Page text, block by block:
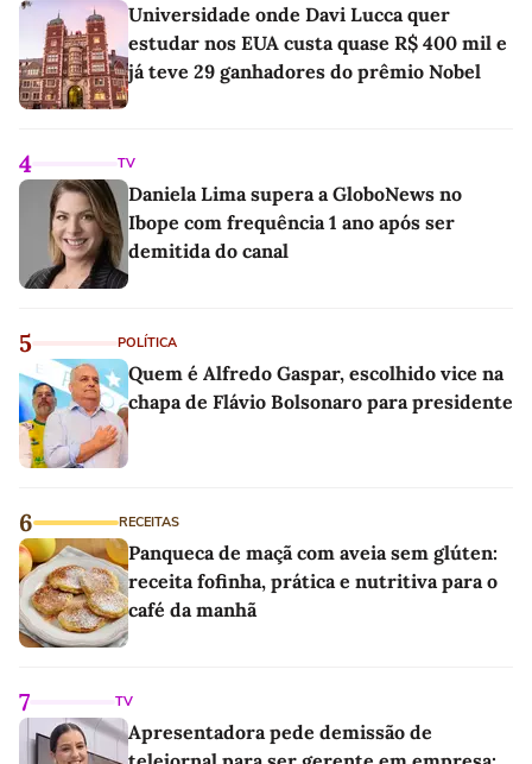
Universidade onde Davi Lucca quer
estudar nos EUA custa quase R$ 400 mil e
já teve 29 ganhadores do prêmio Nobel
4 TV
Daniela Lima supera a GloboNews no
Ibope com frequência 1 ano após ser
demitida do canal
5 POLÍTICA
Quem é Alfredo Gaspar, escolhido vice na
chapa de Flávio Bolsonaro para presidente
6 RECEITAS
Panqueca de maçã com aveia sem glúten:
receita fofinha, prática e nutritiva para o
café da manhã
7 TV
Apresentadora pede demissão de